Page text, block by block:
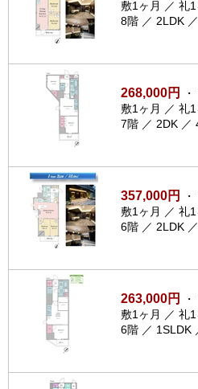
敷1ヶ月 ／ 礼1
8階 ／ 2LDK
268,000円
敷1ヶ月 ／ 礼1
7階 ／ 2DK ／
357,000円
敷1ヶ月 ／ 礼1
6階 ／ 2LDK
263,000円
敷1ヶ月 ／ 礼1
6階 ／ 1SLDK